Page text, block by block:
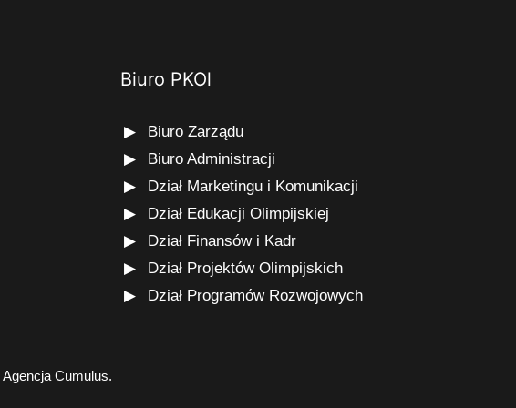
Biuro PKOl
Biuro Zarządu
Biuro Administracji
Dział Marketingu i Komunikacji
Dział Edukacji Olimpijskiej
Dział Finansów i Kadr
Dział Projektów Olimpijskich
Dział Programów Rozwojowych
Agencja Cumulus.